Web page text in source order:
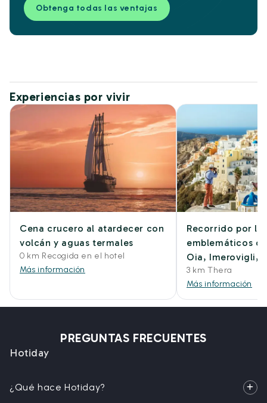
Obtenga todas las ventajas
Experiencias por vivir
Cena crucero al atardecer con
volcán y aguas termales
0 km Recogida en el hotel
Más información
Recorrido por
emblemáticos
Oia, Imerovigli,
3 km Thera
Más información
PREGUNTAS FRECUENTES
Hotiday
¿Qué hace Hotiday?